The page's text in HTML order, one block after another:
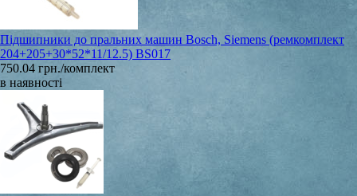
Підшипники до пральних машин Bosch, Siemens (ремкомплект
204+205+30*52*11/12.5) BS017
750.04 грн./комплект
в наявності